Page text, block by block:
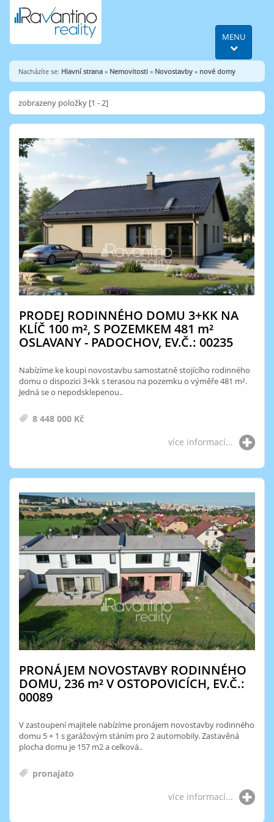
MENU
Nacházíte se: Hlavní strana » Nemovitosti » Novostavby » nové domy
zobrazeny položky [1 - 2]
PRODEJ RODINNÉHO DOMU 3+KK NA
KLÍČ 100 m², S POZEMKEM 481 m²
OSLAVANY - PADOCHOV, EV.Č.: 00235
Nabízíme ke koupi novostavbu samostatně stojícího rodinného
domu o dispozici 3+kk s terasou na pozemku o výměře 481 m².
Jedná se o nepodsklepenou..
8 448 000 Kč
více informací...
PRONÁJEM NOVOSTAVBY RODINNÉHO
DOMU, 236 m²V OSTOPOVICÍCH, EV.Č.:
00089
V zastoupení majitele nabízíme pronájem novostavby rodinného
domu 5 + 1 s garážovým stáním pro 2 automobily. Zastavěná
plocha domu je 157 m2 a celková..
pronajato
více informací...